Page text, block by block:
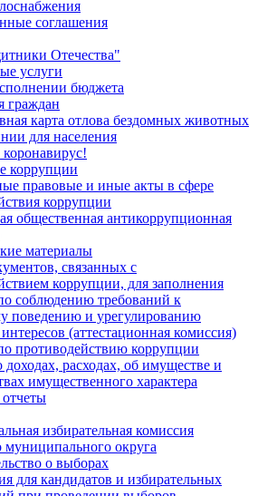
соглашения
Отечества"
услуги
бюджета
граждан
карта отлова бездомных животных
для населения
коррупции
правовые и иные акты в сфере
коррупции
общественная антикоррупционная
материалы
связанных с
коррупции, для заполнения
соблюдению требований к
поведению и урегулированию
(аттестационная комиссия)
противодействию коррупции
доходах, расходах, об имуществе и
имущественного характера
избирательная комиссия
муниципального округа
о выборах
для кандидатов и избирательных